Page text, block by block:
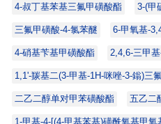
4-叔丁基苯基三氟甲磺酸酯 3-(甲
三氟甲磺酸-4-氯苯醚 6-甲氧基-
4-硝基苄基甲磺酸酯 2,4,6-三甲
1,1'-羰基二(3-甲基-1H-咪唑-3-鎓)三
二乙二醇单对甲苯磺酸酯 五乙二
1-甲基-4-[(4-甲基苯基)磺酰氧基甲氧